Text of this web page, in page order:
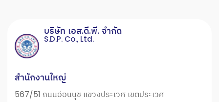
บริษัท เอส.ดี.พี. จำกัด
S.D.P. Co., Ltd.
สำนักงานใหญ่
567/51 ถนนอ่อนนุช แขวงประเวศ เขตประเวศ